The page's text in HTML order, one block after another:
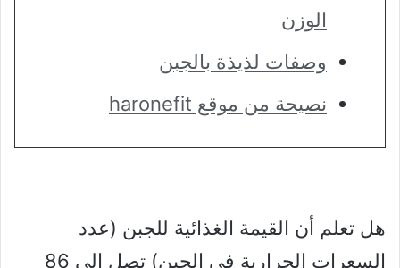
الوزن
وصفات لذيذة بالجبن
نصيحة من موقع haronefit
هل تعلم أن القيمة الغذائية للجبن (عدد
السعرات الحرارية في الجبن) تصل إلى 86